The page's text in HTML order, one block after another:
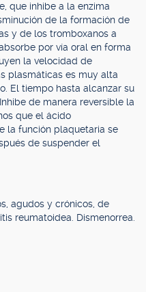
que inhibe a la enzima
de la formación de
y de los tromboxanos a
por vía oral en forma
la velocidad de
plasmáticas es muy alta
El tiempo hasta alcanzar su
de manera reversible la
que el ácido
la función plaquetaria se
de suspender el
agudos y crónicos, de
reumatoidea. Dismenorrea.